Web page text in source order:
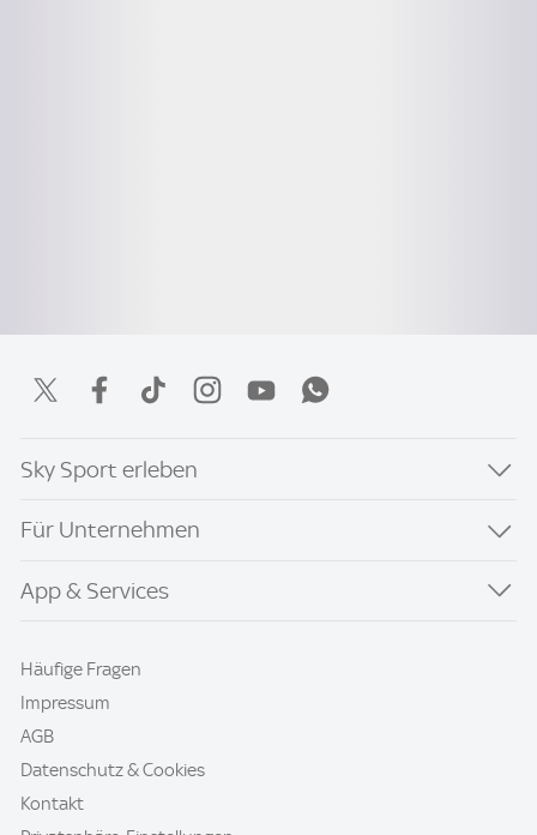
Sky Sport erleben
Für Unternehmen
App & Services
Häufige Fragen
Impressum
AGB
Datenschutz & Cookies
Kontakt